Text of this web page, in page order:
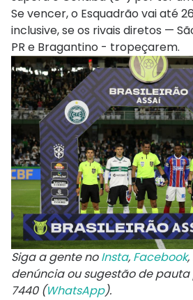
Se vencer, o Esquadrão vai até
inclusive, se os rivais diretos —
PR e Bragantino - tropeçarem.
Siga a gente noInsta, Facebook,
denúncia ou sugestão de pauta
7440 (WhatsApp).